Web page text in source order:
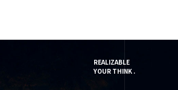
REALIZABLE
YOUR THINK .